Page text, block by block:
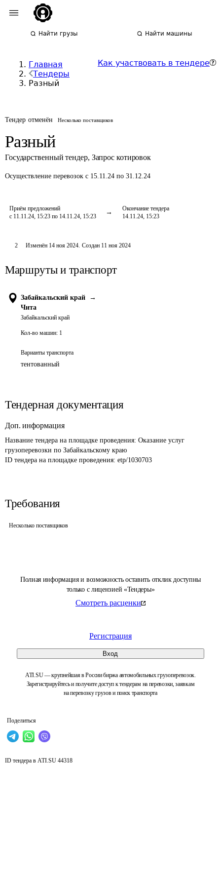
Найти грузы Найти машины
Главная
Тендеры
Разный
Как участвовать в тендере
Тендер отменён Несколько поставщиков
Разный
Государственный тендер, Запрос котировок
Осуществление перевозок с 15.11.24 по 31.12.24
Приём предложений
с 11.11.24, 15:23 по 14.11.24, 15:23
Окончание тендера
14.11.24, 15:23
Полная информация и возможность оставить отклик доступны
только с лицензией «Тендеры»
Смотреть расценки
Регистрация
Вход
ATI.SU — крупнейшая в России биржа автомобильных грузоперевозок.
Зарегистрируйтесь и получите доступ к тендерам на перевозки, заявкам
на перевозку грузов и поиск транспорта
Поделиться
2 Изменён 14 ноя 2024. Создан 11 ноя 2024
Маршруты и транспорт
Забайкальский край
→
Чита
Забайкальский край
Кол-во машин: 1
Варианты транспорта
тентованный
Тендерная документация
Доп. информация
Название тендера на площадке проведения: Оказание услуг
грузоперевозки по Забайкальскому краю
ID тендера на площадке проведения: etp/1030703
Требования
Несколько поставщиков
ID тендера в ATI.SU 44318